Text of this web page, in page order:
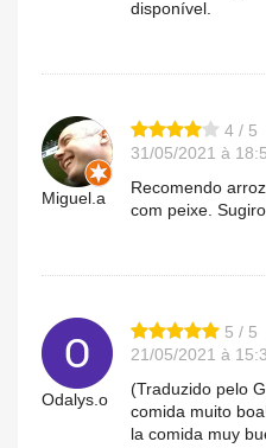
disponível.
Miguel.a
4 / 5
31/05/2021 à
Recomendo
com peixe.
Odalys.o
5 / 5
21/05/2021 à
(Traduzido pelo
comida muito
la comida muy